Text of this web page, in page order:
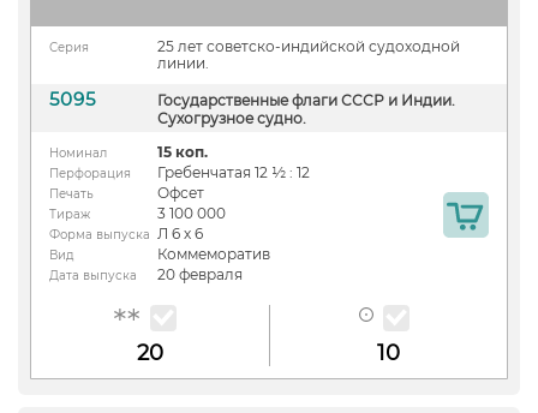
Серия
25 лет советско-индийской судоходной
линии.
5095
Государственные флаги СССР и Индии.
Сухогрузное судно.
Номинал 15 коп.
Перфорация Гребенчатая 12 ½ : 12
Печать Офсет
Тираж 3 100 000
Форма выпуска Л 6 х 6
Вид Коммеморатив
Дата выпуска 20 февраля
20 10